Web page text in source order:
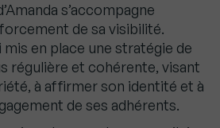
s’accompagne
de sa visibilité.
mis en place une stratégie de
régulière et cohérente, visant
à affirmer son identité et à
de ses adhérents.